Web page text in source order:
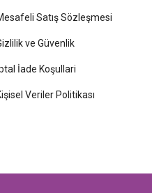
Satış Sözleşmesi
ve Güvenlik
İade Koşullari
Veriler Politikası